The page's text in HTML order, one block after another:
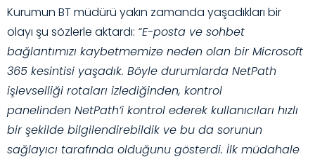
Kurumun BT müdürü yakın zamanda yaşadıkları bir
olayı şu sözlerle aktardı: “E-posta ve sohbet
bağlantımızı kaybetmemize neden olan bir Microsoft
365 kesintisi yaşadık. Böyle durumlarda NetPath
işlevselliği rotaları izlediğinden, kontrol
panelinden NetPath’i kontrol ederek kullanıcıları hızlı
bir şekilde bilgilendirebildik ve bu da sorunun
sağlayıcı tarafında olduğunu gösterdi. İlk müdahale